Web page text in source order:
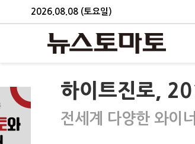
2026.08.08 (토요일)
하이트진로,
전세계 다양한 와이